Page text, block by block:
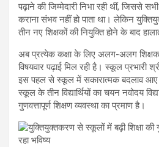
पढ़ाने की जिम्मेदारी निभा रही थीं, जिससे
कराना संभव नहीं हो पाता था। लेकिन
तीन नए शिक्षकों की नियुक्ति होने के बाद
अब प्रत्येक कक्षा के लिए अलग-अलग
विषयवार पढ़ाई मिल रही है। स्कूल प्रभारी
इस पहल से स्कूल में सकारात्मक बदलाव आए
स्कूल के तीन विद्यार्थियों का चयन नवोदय
गुणवत्तापूर्ण शिक्षण व्यवस्था का प्रमाण है।